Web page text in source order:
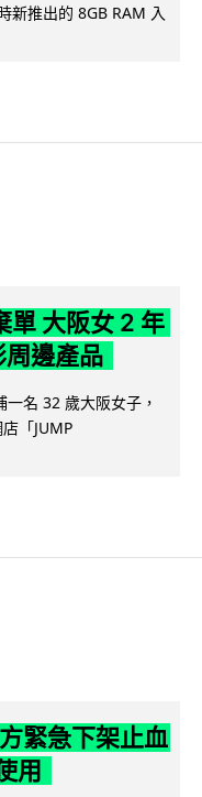
新推出的 8GB RAM 入
單 大阪女 2 年
邊產品
名 32 歲大阪女子，
「JUMP
緊急下架止血
用